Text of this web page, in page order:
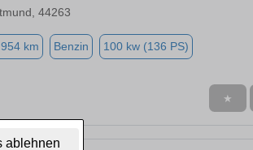
ablehnen
44263
km Benzin 100 kw (136 PS)
★